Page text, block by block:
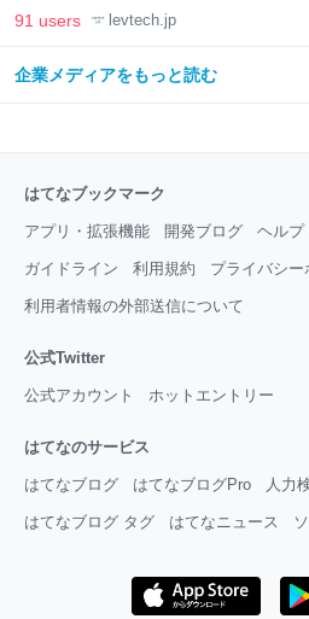
LAB
91 users levtech.jp
企業メディアをもっと読む
はてなブックマーク
アプリ・拡張機能 開発ブログ ヘルプ
ガイドライン 利用規約 プライバシー
利用者情報の外部送信について
公式Twitter
公式アカウント ホットエントリー
はてなのサービス
はてなブログ はてなブログPro 人力
はてなブログ タグ はてなニュース